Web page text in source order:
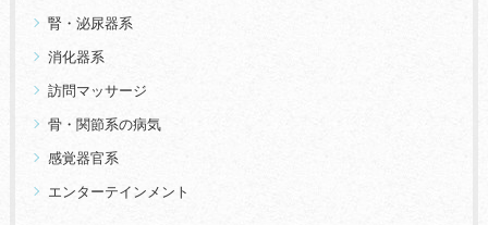
腎・泌尿器系
消化器系
訪問マッサージ
骨・関節系の病気
感覚器官系
エンターテインメント